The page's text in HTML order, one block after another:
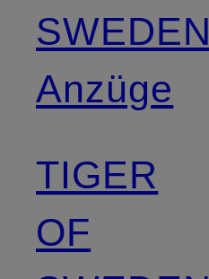
SWEDEN
Anzüge
TIGER
OF